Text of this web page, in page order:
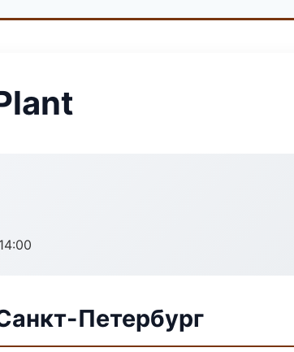
Петербург